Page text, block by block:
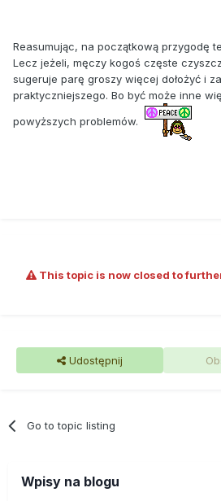
Reasumując, na początkową przygodę
Lecz jeżeli, męczy kogoś częste
sugeruje parę groszy więcej dołożyć i
praktyczniejszego. Bo być może inne
powyższych problemów.
This topic is now closed to
Udostępnij
Go to topic listing
Wpisy na blogu